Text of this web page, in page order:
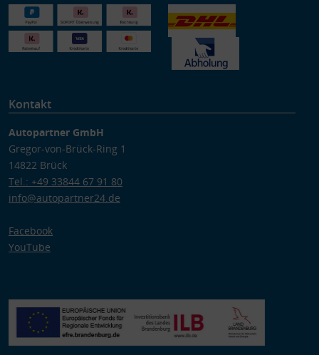
Kontakt
Autopartner GmbH
Gregor-von-Brück-Ring 1
14822 Brück
Tel.: +49 33844 67 91 80
info@autopartner24.de
Facebook
YouTube